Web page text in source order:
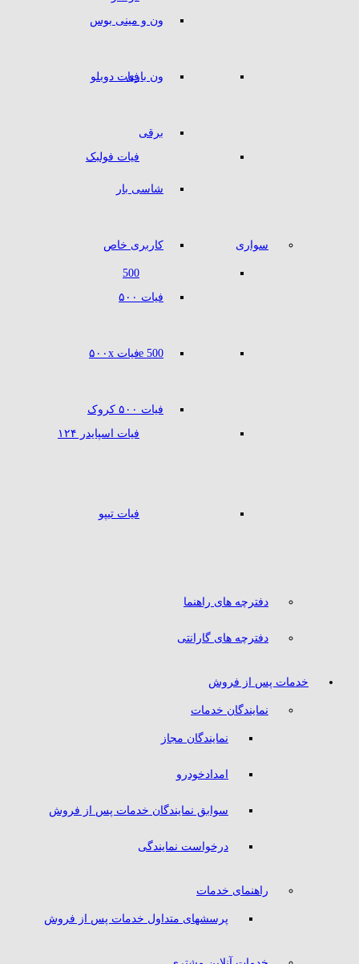
ون و مینی بوس
ون باری
برقی
شاسی بار
کاربری خاص
فیات دوبلو
فیات فولبک
سواری
500
فیات ۵۰۰
500 e
فیات ۵۰۰ کروک
فیات ۵۰۰x
فیات اسپایدر ۱۲۴
فیات تیپو
دفترچه های راهنما
دفترچه های گارانتی
خدمات پس از فروش
نمایندگان خدمات
نمایندگان مجاز
امدادخودرو
سوابق نمایندگان خدمات پس از فروش
درخواست نمایندگی
راهنمای خدمات
پرسشهای متداول خدمات پس از فروش